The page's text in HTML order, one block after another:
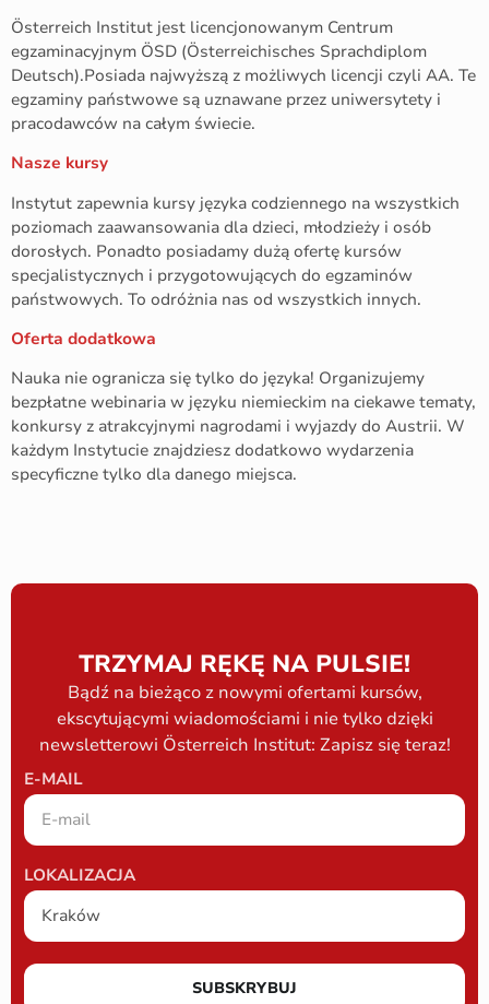
Österreich Institut jest licencjonowanym Centrum
egzaminacyjnym ÖSD (Österreichisches Sprachdiplom
Deutsch).Posiada najwyższą z możliwych licencji czyli AA. Te
egzaminy państwowe są uznawane przez uniwersytety i
pracodawców na całym świecie.
Nasze kursy
Instytut zapewnia kursy języka codziennego na wszystkich
poziomach zaawansowania dla dzieci, młodzieży i osób
dorosłych. Ponadto posiadamy dużą ofertę kursów
specjalistycznych i przygotowujących do egzaminów
państwowych. To odróżnia nas od wszystkich innych.
Oferta dodatkowa
Nauka nie ogranicza się tylko do języka! Organizujemy
bezpłatne webinaria w języku niemieckim na ciekawe tematy,
konkursy z atrakcyjnymi nagrodami i wyjazdy do Austrii. W
każdym Instytucie znajdziesz dodatkowo wydarzenia
specyficzne tylko dla danego miejsca.
TRZYMAJ RĘKĘ NA PULSIE!
Bądź na bieżąco z nowymi ofertami kursów,
ekscytującymi wiadomościami i nie tylko dzięki
newsletterowi Österreich Institut: Zapisz się teraz!
E-MAIL
LOKALIZACJA
SUBSKRYBUJ